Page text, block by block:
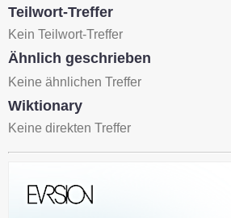
Teilwort-Treffer
Kein Teilwort-Treffer
Ähnlich geschrieben
Keine ähnlichen Treffer
Wiktionary
Keine direkten Treffer